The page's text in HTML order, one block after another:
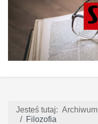
Jesteś tutaj: Archiwum
Filozofia